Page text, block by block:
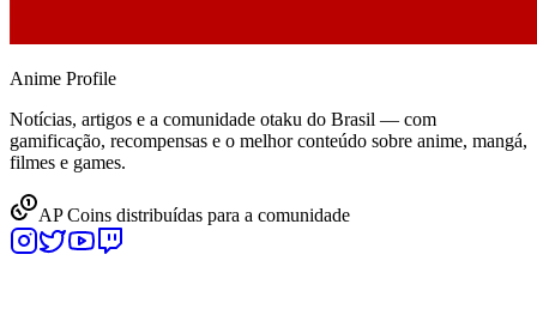
Anime Profile
Notícias, artigos e a comunidade otaku do Brasil — com
gamificação, recompensas e o melhor conteúdo sobre anime, mangá,
filmes e games.
AP Coins distribuídas para a comunidade